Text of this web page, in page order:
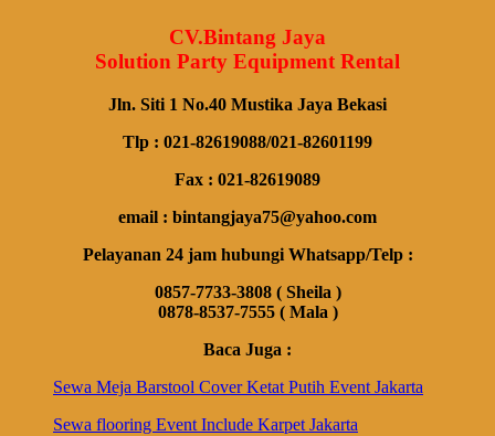
CV.Bintang Jaya
Solution Party Equipment Rental
Jln. Siti 1 No.40 Mustika Jaya Bekasi
Tlp : 021-82619088/021-82601199
Fax : 021-82619089
email : bintangjaya75@yahoo.com
Pelayanan 24 jam hubungi Whatsapp/Telp :
0857-7733-3808 ( Sheila )
0878-8537-7555 ( Mala )
Baca Juga :
Sewa Meja Barstool Cover Ketat Putih Event Jakarta
Sewa flooring Event Include Karpet Jakarta